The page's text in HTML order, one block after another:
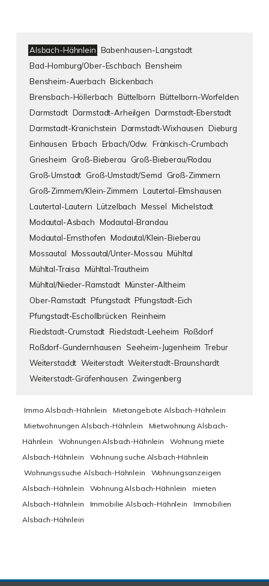
Alsbach-Hähnlein Babenhausen-Langstadt
Bad-Homburg/Ober-Eschbach Bensheim
Bensheim-Auerbach Bickenbach
Brensbach-Höllerbach Büttelborn Büttelborn-Worfelden
Darmstadt Darmstadt-Arheilgen Darmstadt-Eberstadt
Darmstadt-Kranichstein Darmstadt-Wixhausen Dieburg
Einhausen Erbach Erbach/Odw.
Fränkisch-Crumbach
Griesheim
Groß-Bieberau
Groß-Bieberau/Rodau
Groß-Umstadt Groß-Umstadt/Semd
Groß-Zimmern
Groß-Zimmern/Klein-Zimmern Lautertal-Elmshausen
Lautertal-Lautern Lützelbach Messel Michelstadt
Modautal-Asbach Modautal-Brandau
Modautal-Ernsthofen Modautal/Klein-Bieberau
Mossautal Mossautal/Unter-Mossau Mühltal
Mühltal-Traisa Mühltal-Trautheim
Mühltal/Nieder-Ramstadt Münster-Altheim
Ober-Ramstadt Pfungstadt Pfungstadt-Eich
Pfungstadt-Eschollbrücken Reinheim
Riedstadt-Crumstadt Riedstadt-Leeheim Roßdorf
Roßdorf-Gundernhausen Seeheim-Jugenheim Trebur
Weiterstaddt Weiterstadt Weiterstadt-Braunshardt
Weiterstadt-Gräfenhausen Zwingenberg
Immo Alsbach-Hähnlein
Mietangebote Alsbach-Hähnlein
Mietwohnungen Alsbach-Hähnlein
Mietwohnung Alsbach-
Hähnlein
Wohnungen Alsbach-Hähnlein
Wohnung miete
Alsbach-Hähnlein
Wohnung suche Alsbach-Hähnlein
Wohnungssuche Alsbach-Hähnlein
Wohnungsanzeigen
Alsbach-Hähnlein
Wohnung Alsbach-Hähnlein
mieten
Alsbach-Hähnlein
Immobilie Alsbach-Hähnlein
Immobilien
Alsbach-Hähnlein